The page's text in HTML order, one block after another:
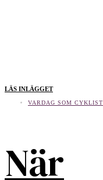
LÄS INLÄGGET
VARDAG SOM CYKLIST
När